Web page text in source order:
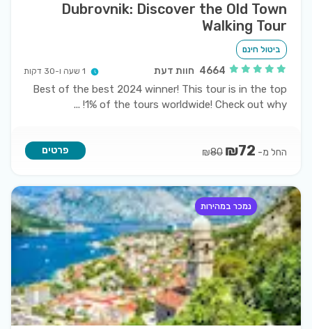
Dubrovnik: Discover the Old Town
Walking Tour
ביטול חינם
4664 חוות דעת 1 שעה ו-30 דקות
Best of the best 2024 winner! This tour is in the top
1% of the tours worldwide! Check out why!
...
החל מ- ₪72
80 פרטים
נמכר במהירות